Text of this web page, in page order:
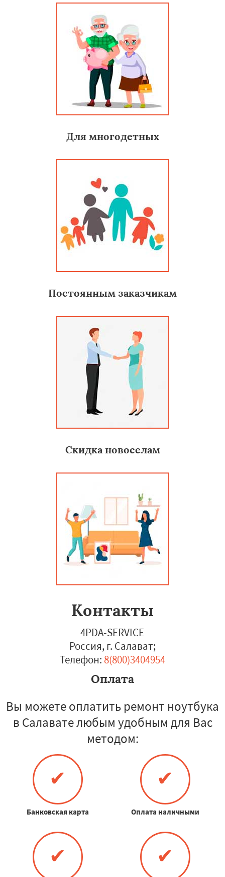
Для многодетных
Постоянным заказчикам
Скидка новоселам
Контакты
4PDA-SERVICE
Россия, г. Салават;
Телефон: 8(800)3404954
Оплата
Вы можете оплатить ремонт ноутбука
в Салавате любым удобным для Вас
методом:
✔
Банковская карта
✔
Оплата наличными
✔ ✔